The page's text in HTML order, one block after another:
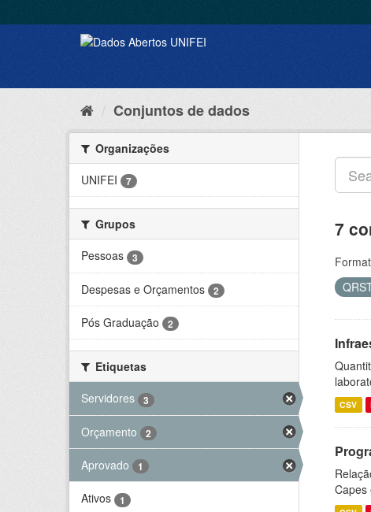
Conjuntos de dados
Organizações
UNIFEI
7
Grupos
Pessoas
3
Despesas e Orçamentos 2
Pós Graduação 2
Etiquetas
Servidores
3
Orçamento 2
Aprovado 1
Ativos 1
7
CSV
Capes